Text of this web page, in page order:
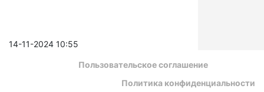
14-11-2024 10:55
Пользовательское соглашение
Политика конфиденциальности